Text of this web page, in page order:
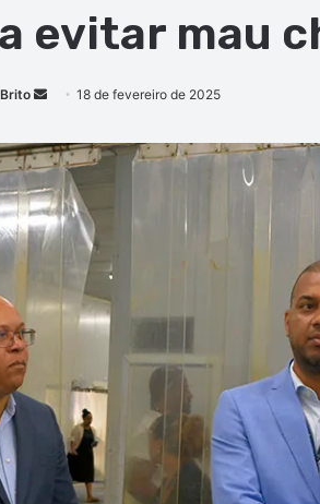
evitar mau
Mande
e-
mail
18 de fevereiro de 2025